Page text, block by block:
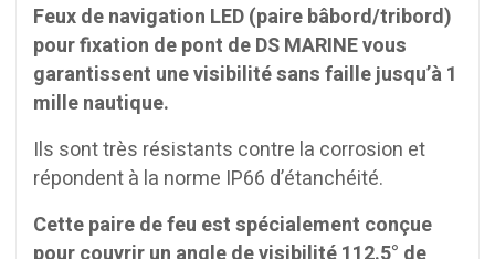
Feux de navigation LED (paire bâbord/tribord)
pour fixation de pont de DS MARINE vous
garantissent une visibilité sans faille jusqu’à 1
mille nautique.
Ils sont très résistants contre la corrosion et
répondent à la norme IP66 d’étanchéité.
Cette paire de feu est spécialement conçue